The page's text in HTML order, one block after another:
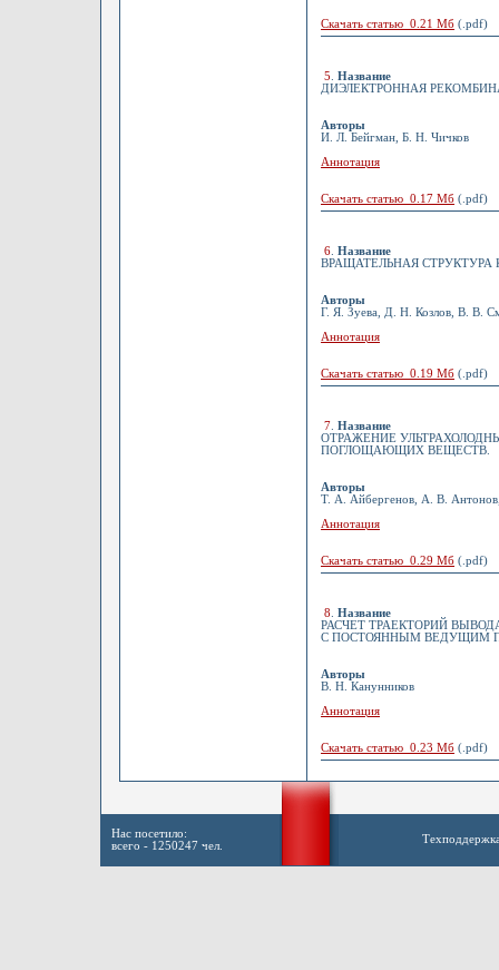
Скачать статью 0.21 Мб (.pdf)
5
Название
ДИЭЛЕКТРОННАЯ
Авторы
И. Л. Бейгман, Б. Н. Чичков
Аннотация
Скачать статью 0.17 Мб (.pdf)
6 Название
ВРАЩАТЕЛЬНАЯ СТРУКТУРА
Авторы
Г. Я. Зуева, Д. Н. Козлов, В. В.
Аннотация
Скачать статью 0.19 Мб (.pdf)
7 Название
ОТРАЖЕНИЕ
ПОГЛОЩАЮЩИХ ВЕЩЕСТВ.
Авторы
Т. А. Айбергенов, А. В.
Аннотация
Скачать статью 0.29 Мб (.pdf)
8
Название
РАСЧЕТ ТРАЕКТОРИЙ
С ПОСТОЯННЫМ ВЕДУЩИМ
Авторы
В. Н. Канунников
Аннотация
Скачать статью 0.23 Мб (.pdf)
Нас посетило:
всего - 1250247 чел.